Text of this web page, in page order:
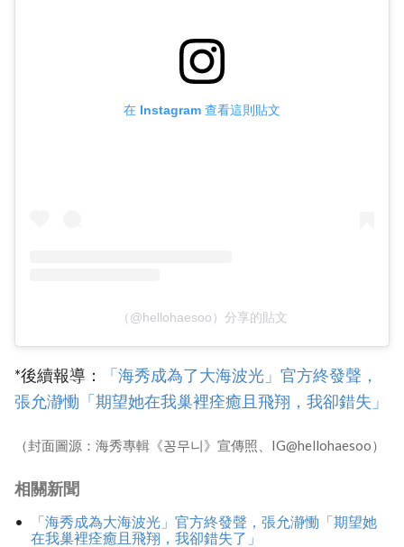
在 Instagram 查看這則貼文
（@hellohaesoo）分享的貼文
*後續報導：
「海秀成為了大海波光」官方終發聲，
張允瀞慟「期望她在我巢裡痊癒且飛翔，我卻錯失」
（封面圖源：海秀專輯《꽁무니》宣傳照、IG@hellohaesoo）
相關新聞
「海秀成為大海波光」官方終發聲，張允瀞慟「期望她
在我巢裡痊癒且飛翔，我卻錯失了」